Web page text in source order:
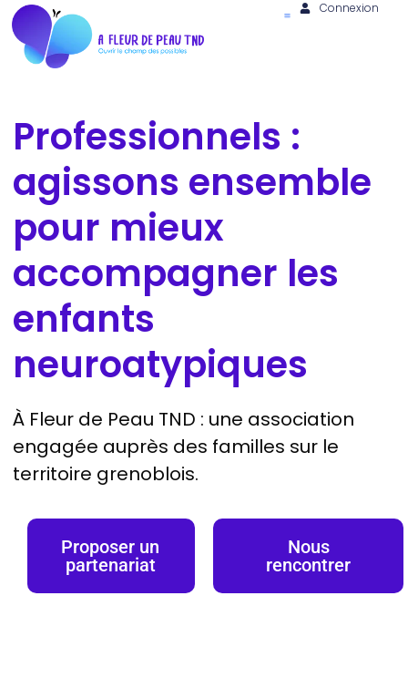
Connexion
Professionnels :
agissons ensemble
pour mieux
accompagner les
enfants
neuroatypiques
À Fleur de Peau TND : une association
engagée auprès des familles sur le
territoire grenoblois.
Proposer un
partenariat
Nous
rencontrer